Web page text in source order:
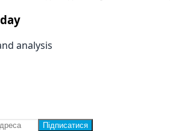
analysis
Підписатися